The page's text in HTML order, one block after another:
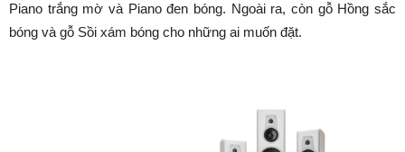
Piano trắng mờ và Piano đen bóng. Ngoài ra, còn gỗ Hồng sắc
bóng và gỗ Sồi xám bóng cho những ai muốn đặt.